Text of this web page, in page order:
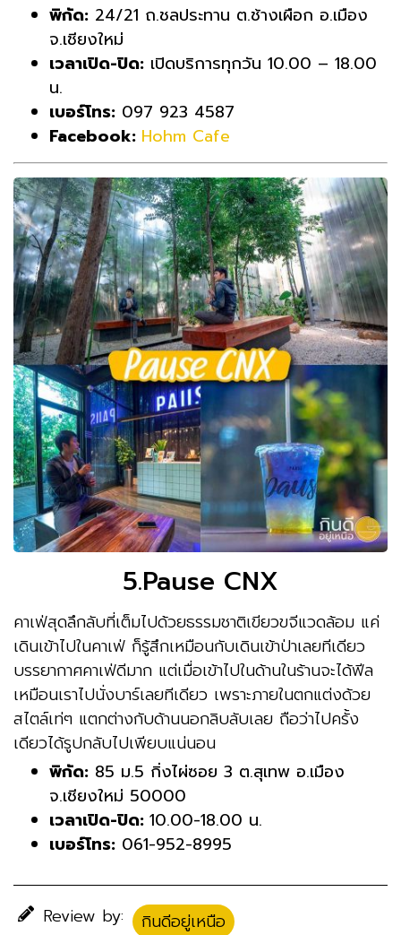
พิกัด: 24/21 ถ.ชลประทาน ต.ช้างเผือก อ.เมือง
จ.เชียงใหม่
เวลาเปิด-ปิด: เปิดบริการทุกวัน 10.00 – 18.00
น.
เบอร์โทร: 097 923 4587
Facebook: Hohm Cafe
5.Pause CNX
คาเฟ่สุดลึกลับที่เต็มไปด้วยธรรมชาติเขียวขจีแวดล้อม แค่
เดินเข้าไปในคาเฟ่ ก็รู้สึกเหมือนกับเดินเข้าป่าเลยทีเดียว
บรรยากาศคาเฟ่ดีมาก แต่เมื่อเข้าไปในด้านในร้านจะได้ฟีล
เหมือนเราไปนั่งบาร์เลยทีเดียว เพราะภายในตกแต่งด้วย
สไตล์เท่ๆ แตกต่างกับด้านนอกลิบลับเลย ถือว่าไปครั้ง
เดียวได้รูปกลับไปเพียบแน่นอน
พิกัด: 85 ม.5 กิ่งไผ่ซอย 3 ต.สุเทพ อ.เมือง
จ.เชียงใหม่ 50000
เวลาเปิด-ปิด: 10.00-18.00 น.
เบอร์โทร: 061-952-8995
Review by: กินดีอยู่เหนือ